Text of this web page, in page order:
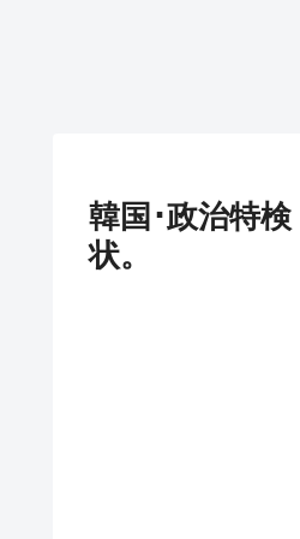
韓国･政治特
状。